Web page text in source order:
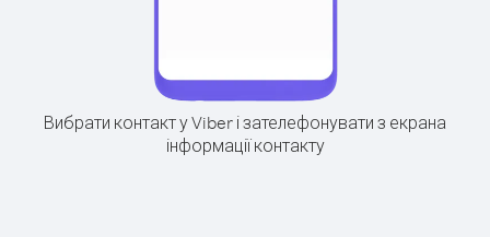
Вибрати контакт у Viber і зателефонувати з екрана
інформації контакту